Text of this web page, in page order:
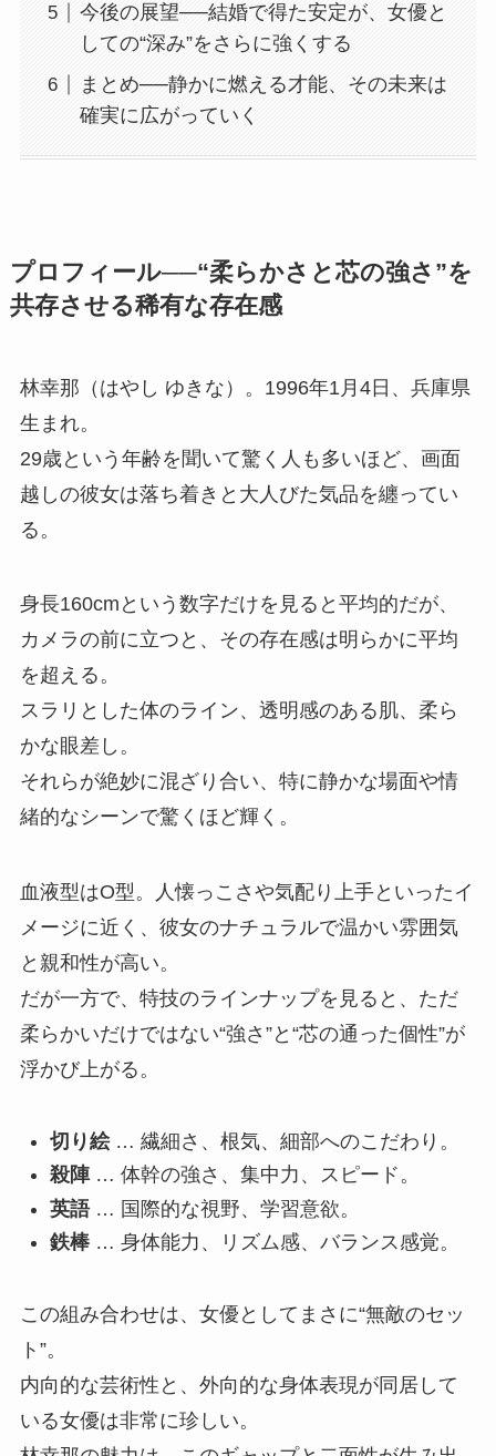
今後の展望──結婚で得た安定が、女優と
しての“深み”をさらに強くする
まとめ──静かに燃える才能、その未来は
確実に広がっていく
プロフィール──“柔らかさと芯の強さ”を
共存させる稀有な存在感
林幸那（はやし ゆきな）。1996年1月4日、兵庫県
生まれ。
29歳という年齢を聞いて驚く人も多いほど、画面
越しの彼女は落ち着きと大人びた気品を纏ってい
る。
身長160cmという数字だけを見ると平均的だが、
カメラの前に立つと、その存在感は明らかに平均
を超える。
スラリとした体のライン、透明感のある肌、柔ら
かな眼差し。
それらが絶妙に混ざり合い、特に静かな場面や情
緒的なシーンで驚くほど輝く。
血液型はO型。人懐っこさや気配り上手といったイ
メージに近く、彼女のナチュラルで温かい雰囲気
と親和性が高い。
だが一方で、特技のラインナップを見ると、ただ
柔らかいだけではない“強さ”と“芯の通った個性”が
浮かび上がる。
切り絵… 繊細さ、根気、細部へのこだわり。
殺陣… 体幹の強さ、集中力、スピード。
英語… 国際的な視野、学習意欲。
鉄棒… 身体能力、リズム感、バランス感覚。
この組み合わせは、女優としてまさに“無敵のセッ
ト”。
内向的な芸術性と、外向的な身体表現が同居して
いる女優は非常に珍しい。